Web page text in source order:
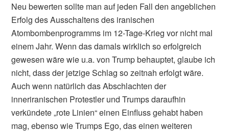
Neu bewerten sollte man auf jeden Fall den angeblichen
Erfolg des Ausschaltens des iranischen
Atombombenprogramms im 12-Tage-Krieg vor nicht mal
einem Jahr. Wenn das damals wirklich so erfolgreich
gewesen wäre wie u.a. von Trump behauptet, glaube ich
nicht, dass der jetzige Schlag so zeitnah erfolgt wäre.
Auch wenn natürlich das Abschlachten der
inneriranischen Protestler und Trumps daraufhin
verkündete „rote Linien“ einen Einfluss gehabt haben
mag, ebenso wie Trumps Ego, das einen weiteren